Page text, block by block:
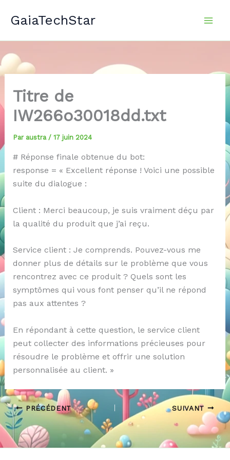
GaiaTechStar
Titre de
IW266o30018dd.txt
Par austra / 17 juin 2024
# Réponse finale obtenue du bot:
response = « Excellent réponse ! Voici une possible
suite du dialogue :
Client : Merci beaucoup, je suis vraiment déçu par
la qualité du produit que j’ai reçu.
Service client : Je comprends. Pouvez-vous me
donner plus de détails sur le problème que vous
rencontrez avec ce produit ? Quels sont les
symptômes qui vous font penser qu’il ne répond
pas aux attentes ?
En répondant à cette question, le service client
peut collecter des informations précieuses pour
résoudre le problème et offrir une solution
personnalisée au client. »
PRÉCÉDENT SUIVANT